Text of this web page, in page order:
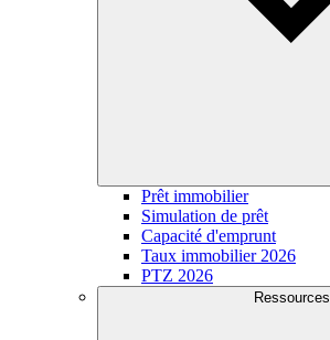
Prêt immobilier
Simulation de prêt
Capacité d'emprunt
Taux immobilier 2026
PTZ 2026
Ressources